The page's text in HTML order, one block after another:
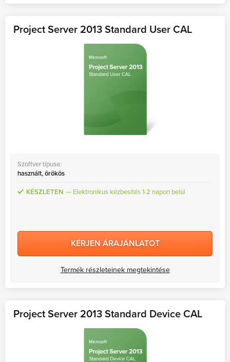
Project Server 2013 Standard User CAL
Szoftver típusa:
használt, örökös
KÉSZLETEN Elektronikus kézbesítés 1-2 napon belül
KÉRJEN ÁRAJÁNLATOT
Termék részleteinek megtekintése
Project Server 2013 Standard Device CAL